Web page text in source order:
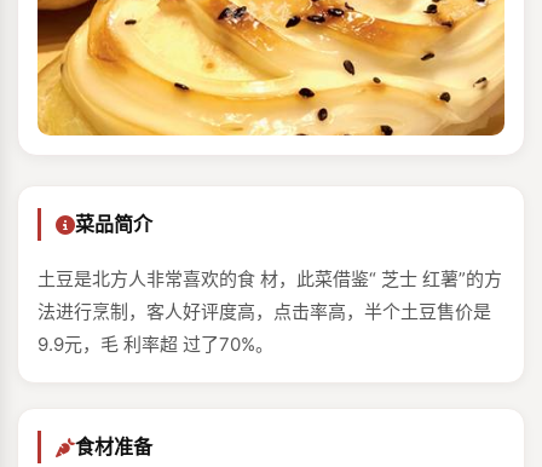
菜品简介
土豆是北方人非常喜欢的食 材，此菜借鉴“ 芝士 红薯”的方
法进行烹制，客人好评度高，点击率高，半个土豆售价是
9.9元，毛 利率超 过了70%。
食材准备